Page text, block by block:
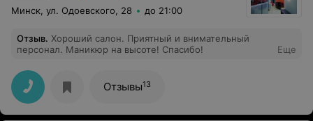
Минск, ул. Одоевского, 28 до 21:00
Отзыв. Хороший салон. Приятный и внимательный
персонал. Маникюр на высоте! Спасибо!
Еще
Отзывы13